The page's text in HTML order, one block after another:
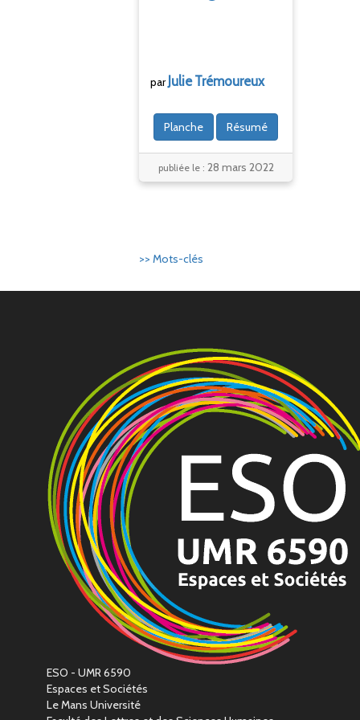
parJulie Trémoureux
Planche Résumé
publiée le : 28 mars 2022
>> Mots-clés
ESO - UMR 6590
Espaces et Sociétés
Le Mans Université